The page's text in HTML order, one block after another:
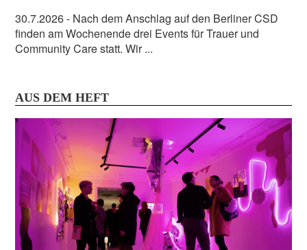
30.7.2026- Nach dem Anschlag auf den Berliner CSD
finden am Wochenende drei Events für Trauer und
Community Care statt. Wir ...
AUS DEM HEFT